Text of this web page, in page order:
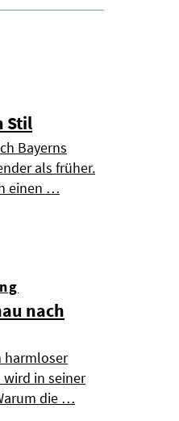
Stil
Bayerns
als früher.
einen …
nach
harmloser
wird in seiner
die …